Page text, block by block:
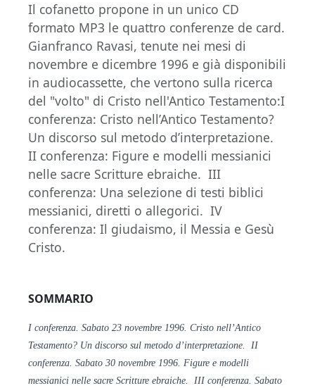
Il cofanetto propone in un unico CD
formato MP3 le quattro conferenze de card.
Gianfranco Ravasi, tenute nei mesi di
novembre e dicembre 1996 e già disponibili
in audiocassette, che vertono sulla ricerca
del "volto" di Cristo nell'Antico Testamento:I
conferenza: Cristo nell’Antico Testamento?
Un discorso sul metodo d’interpretazione.
II conferenza: Figure e modelli messianici
nelle sacre Scritture ebraiche. III
conferenza: Una selezione di testi biblici
messianici, diretti o allegorici. IV
conferenza: Il giudaismo, il Messia e Gesù
Cristo.
SOMMARIO
I conferenza. Sabato 23 novembre 1996. Cristo nell’Antico
Testamento? Un discorso sul metodo d’interpretazione. II
conferenza. Sabato 30 novembre 1996. Figure e modelli
messianici nelle sacre Scritture ebraiche. III conferenza. Sabato